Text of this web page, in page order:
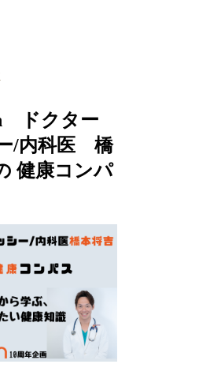
ドクター
/内科医 橋
健康コンパ